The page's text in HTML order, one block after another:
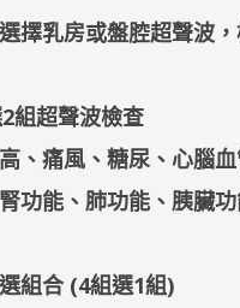
擇乳房或盤腔超聲波
組超聲波檢查
、痛風、糖尿、心腦
功能、肺功能、胰臟
組合 (4組選1組)